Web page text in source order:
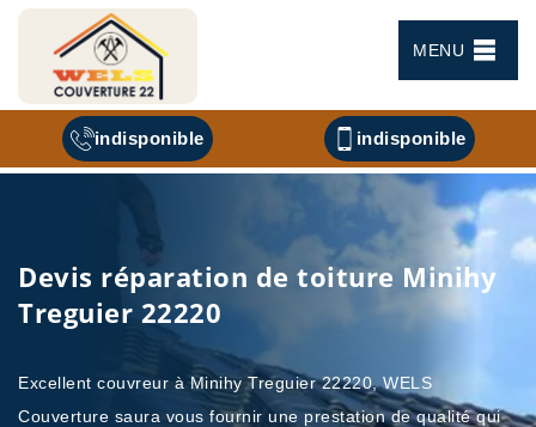
MENU
indisponible indisponible
Devis réparation de toiture Minihy
Treguier 22220
Excellent couvreur à Minihy Treguier 22220, WELS
Couverture saura vous fournir une prestation de qualité qui